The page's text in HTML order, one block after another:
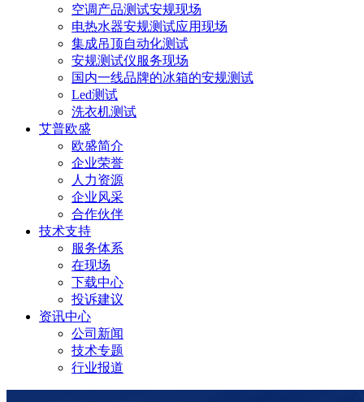
空调产品测试安规现场
电热水器安规测试应用现场
集成吊顶自动化测试
安规测试仪服务现场
国内一线品牌的冰箱的安规测试
Led测试
洗衣机测试
艾普欧盛
欧盛简介
企业荣誉
人力资源
企业风采
合作伙伴
技术支持
服务体系
在现场
下载中心
投诉建议
资讯中心
公司新闻
技术专题
行业报道